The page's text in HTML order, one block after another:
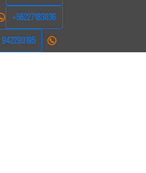
+56227183036
942290195